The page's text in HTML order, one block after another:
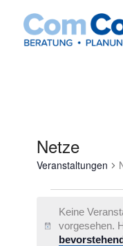
Netze
Veranstaltungen
für
Hinweis
Keine
vorgesehen.